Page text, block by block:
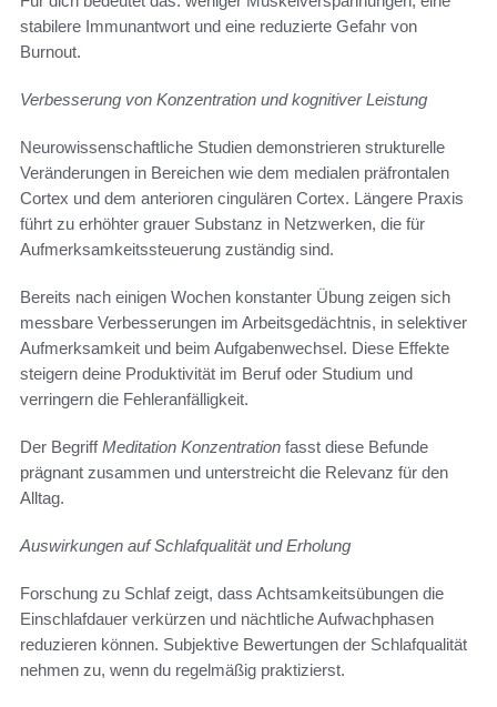
stabilere Immunantwort und eine reduzierte Gefahr von
Burnout.
Verbesserung von Konzentration und kognitiver Leistung
Neurowissenschaftliche Studien demonstrieren strukturelle
Veränderungen in Bereichen wie dem medialen präfrontalen
Cortex und dem anterioren cingulären Cortex. Längere Praxis
führt zu erhöhter grauer Substanz in Netzwerken, die für
Aufmerksamkeitssteuerung zuständig sind.
Bereits nach einigen Wochen konstanter Übung zeigen sich
messbare Verbesserungen im Arbeitsgedächtnis, in selektiver
Aufmerksamkeit und beim Aufgabenwechsel. Diese Effekte
steigern deine Produktivität im Beruf oder Studium und
verringern die Fehleranfälligkeit.
Der BegriffMeditation Konzentration fasst diese Befunde
prägnant zusammen und unterstreicht die Relevanz für den
Alltag.
Auswirkungen auf Schlafqualität und Erholung
Forschung zu Schlaf zeigt, dass Achtsamkeitsübungen die
Einschlafdauer verkürzen und nächtliche Aufwachphasen
reduzieren können. Subjektive Bewertungen der Schlafqualität
nehmen zu, wenn du regelmäßig praktizierst.